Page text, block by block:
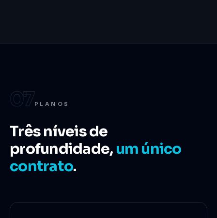
07PLANOS
Três níveis de
profundidade, um único
contrato.